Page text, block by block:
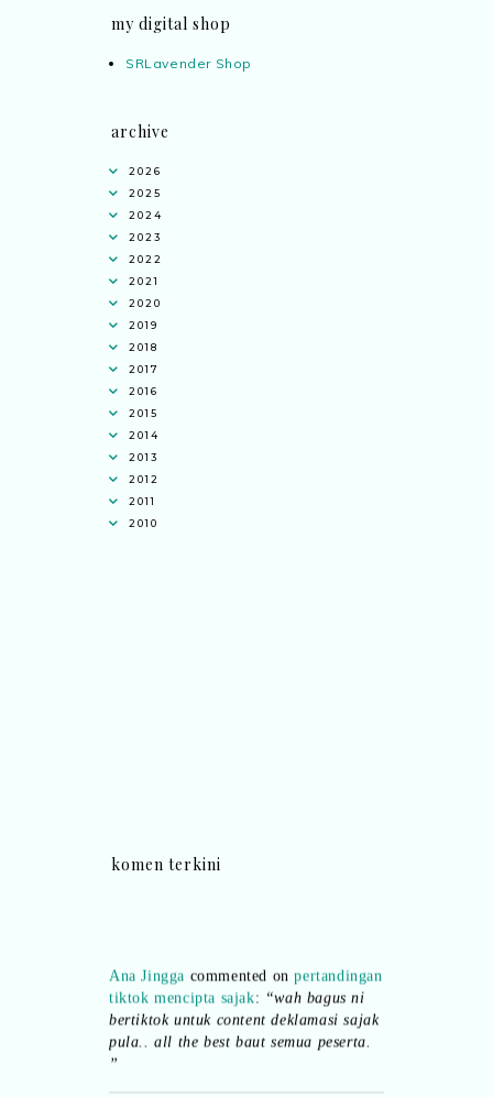
my digital shop
SRLavender Shop
archive
2026
2025
2024
2023
2022
2021
2020
2019
2018
2017
2016
2015
2014
2013
2012
2011
2010
komen terkini
tiktok mencipta sajak:“wah bagus ni
bertiktok untuk content deklamasi sajak
pula.. all the best baut semua peserta.
”